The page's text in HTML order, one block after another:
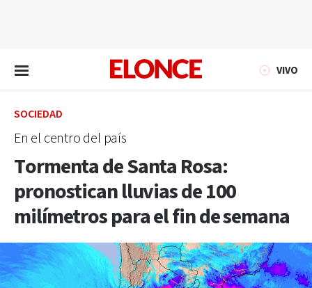
VIVO
SOCIEDAD
En el centro del país
Tormenta de Santa Rosa:
pronostican lluvias de 100
milímetros para el fin de semana